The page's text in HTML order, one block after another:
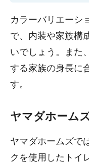
カラーバリエーシ
で、内装や家族構
いでしょう。また
する家族の身長に
す。
ヤマダホーム
ヤマダホームズで
クを使用したトイ